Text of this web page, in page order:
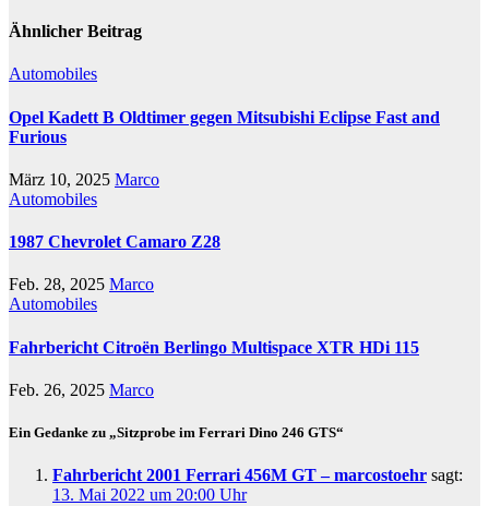
Ähnlicher Beitrag
Automobiles
Opel Kadett B Oldtimer gegen Mitsubishi Eclipse Fast and
Furious
März 10, 2025 Marco
Automobiles
1987 Chevrolet Camaro Z28
Feb. 28, 2025 Marco
Automobiles
Fahrbericht Citroën Berlingo Multispace XTR HDi 115
Feb. 26, 2025 Marco
Ein Gedanke zu „Sitzprobe im Ferrari Dino 246 GTS“
Fahrbericht 2001 Ferrari 456M GT – marcostoehr sagt:
13. Mai 2022 um 20:00 Uhr